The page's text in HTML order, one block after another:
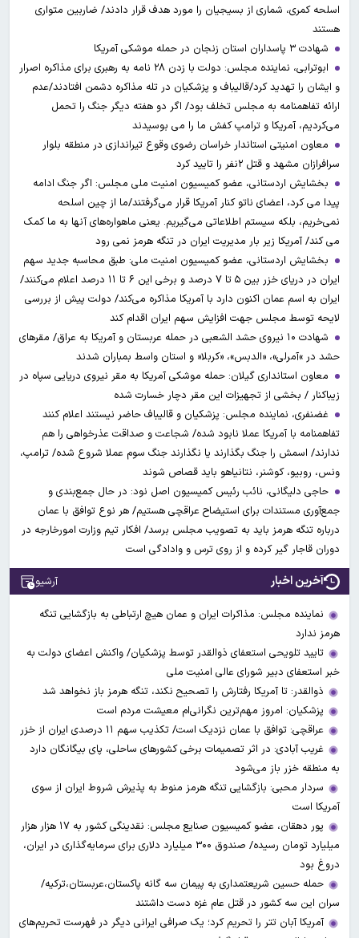
اسلحه کمری، شماری از بسیجیان را مورد هدف قرار دادند/ ضاربین متواری
هستند
شهادت ۳ ‌پاسداران استان زنجان در حمله موشکی آمریکا
ابوترابی، نماینده مجلس: دولت با زدن ۲۸ نامه به رهبری برای مذاکره اصرار
و ایشان را تهدید کرد/قالیباف و پزشکیان در تله مذاکره دشمن افتادند/عدم
ارائه تفاهمنامه به مجلس تخلف بود/ اگر دو هفته دیگر جنگ را تحمل
می‌کردیم، آمریکا و ترامپ کفش ما را می بوسیدند
معاون امنیتی استاندار خراسان رضوی وقوع تیراندازی در منطقه بلوار
سرافرازان مشهد و قتل ۲نفر را تایید کرد
بخشایش اردستانی، عضو کمیسیون امنیت ملی مجلس: اگر جنگ ادامه
پیدا می کرد، اعضای ناتو کنار آمریکا قرار می‌گرفتند/ما از چین اسلحه
نمی‌خریم، بلکه سیستم اطلاعاتی می‌گیریم. یعنی ماهواره‌های آنها به ما کمک
می کند/ آمریکا زیر بار مدیریت ایران در تنگه هرمز نمی رود
بخشایش اردستانی، عضو کمیسیون امنیت ملی: طبق محاسبه جدید سهم
ایران در دریای خزر بین ۵ تا ۷ درصد و برخی این ۶ تا ۱۱ درصد اعلام می‌کنند/
ایران به اسم عمان اکنون دارد با آمریکا مذاکره می‌کند/ دولت پیش از بررسی
لایحه توسط مجلس جهت افزایش سهم ایران اقدام کند
شهادت ۱۰ نیروی حشد الشعبی در حمله عربستان و آمریکا به عراق/ مقرهای
حشد در »آمرلی»، «الدبس»، «کربلا« و استان واسط بمباران شدند
معاون استانداری گیلان: حمله موشکی آمریکا به مقر نیروی دریایی سپاه در
زیباکنار / بخشی از تجهیزات این مقر دچار خسارت شده
غضنفری، نماینده مجلس: پزشکیان و قالیباف حاضر نیستند اعلام کنند
تفاهمنامه با آمریکا عملا نابود شده/ شجاعت و صداقت عذرخواهی را هم
ندارند/ اسمش را جنگ بگذارند یا نگذارند جنگ سوم عملا شروع شده/ ترامپ،
ونس، روبیو، کوشنر، نتانیاهو باید قصاص شوند
حاجی دلیگانی، نائب رئیس کمیسیون اصل نود: در حال جمع‌بندی و
جمع‌آوری مستندات برای استیضاح عراقچی هستیم/ هر نوع توافق با عمان
درباره تنگه هرمز باید به تصویب مجلس برسد/ افکار تیم وزارت امورخارجه در
دوران قاجار گیر کرده و از روی ترس و وادادگی است
آخرین اخبار آرشیو
نماینده مجلس: مذاکرات ایران و عمان هیچ ارتباطی به بازگشایی تنگه
هرمز ندارد
تایید تلویحی استعفای ذوالقدر توسط پزشکیان/ واکنش اعضای دولت به
خبر استعفای دبیر شورای عالی امنیت ملی
ذوالقدر: تا آمریکا رفتارش را تصحیح نکند، تنگه هرمز باز نخواهد شد
پزشکیان: امروز مهم‌ترین نگرانی‌ام معیشت مردم است
عراقچی: توافق با عمان نزدیک است/ تکذیب سهم ۱۱ درصدی ایران از خزر
غریب آبادی: در اثر تصمیمات برخی کشورهای ساحلی، پای بیگانگان دارد
به منطقه خزر باز می‌شود
سردار محبی: بازگشایی تنگه هرمز منوط به پذیرش شروط ایران از سوی
آمریکا است
پور دهقان، عضو کمیسیون صنایع مجلس: نقدینگی کشور به ۱۷ هزار هزار
میلیارد تومان رسیده/ صندوق ۳۰۰ میلیارد دلاری برای سرمایه‌گذاری در ایران،
دروغ بود
حمله حسین شریعتمداری به پیمان سه گانه پاکستان،عربستان،ترکیه/
سران این سه کشور در قتل عام غزه دست داشتند
آمریکا آبان تتر را تحریم کرد؛ یک صرافی ایرانی دیگر در فهرست تحریم‌های